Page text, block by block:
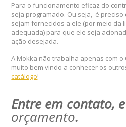
Para o funcionamento eficaz do
seja programado. Ou seja, é
sejam fornecidos a ele (por meio da
adequada) para que ele seja
ação desejada.
A Mokka não trabalha apenas com o
muito bem vindo a conhecer os
catálogo!
Entre em contato,
orçamento.